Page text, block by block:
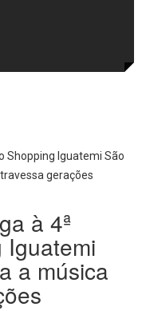
à 4ª
Iguatemi
a música